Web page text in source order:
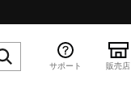
サポート 販売店